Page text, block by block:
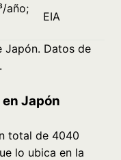
año;
EIA
Japón. Datos de
Japón
total de 4040
lo ubica en la